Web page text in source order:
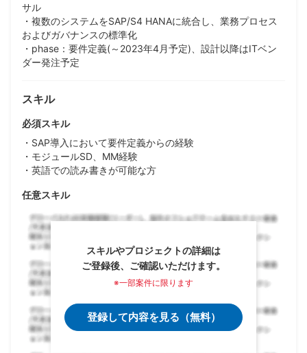
サル
・複数のシステムをSAP/S4 HANAに統合し、業務プロセス
およびガバナンスの標準化
・phase：要件定義(～2023年4月予定)、設計以降はITベン
ダー発注予定
スキル
必須スキル
・SAP導入において要件定義からの経験
・モジュールSD、MM経験
・英語での読み書きが可能な方
任意スキル
スキルやプロジェクトの詳細は
ご登録後、ご確認いただけます。
※一部案件に限ります
登録して内容を見る（無料）